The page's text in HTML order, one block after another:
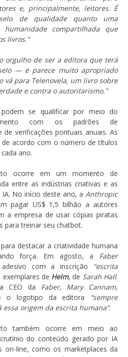
e, principalmente, leitores. É
de qualidade quanto uma
compartilhada que
livros.”
orgulho de ser a editora que terá
— e parece muito apropriado
vá para Telenovela, um livro sobre
e contra o autoritarismo.”
se qualificar por meio do
com os padrões de
de verificações pontuais anuais. As
de acordo com o número de títulos
ano.
ocorre em um momento de
entre as indústrias criativas e as
No início deste ano, a Anthropic
pagar US$ 1,5 bilhão a autores
a empresa de usar cópias piratas
para treinar seu chatbot.
destacar a criatividade humana
força. Em agosto, a Faber
com a inscrição
“escrita
de Helm, de Sarah Hall.
CEO da Faber, Mary Cannam,
o logotipo da editora
“sempre
essa origem da escrita humana”.
também ocorre em meio ao
do conteúdo gerado por IA
on-line, como os marketplaces da